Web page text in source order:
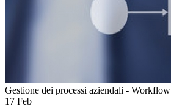
Gestione dei processi aziendali - Workflow
17 Feb